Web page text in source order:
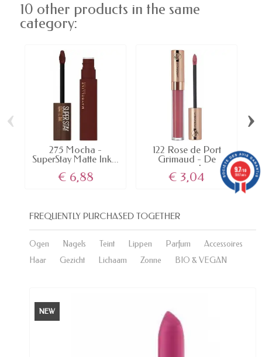
10 other products in the same
category:
275 Mocha -
SuperStay Matte Ink...
€ 6,88
122 Rose de Port
Grimaud - De
zonnerode...
€ 3,04
‹ ›
FREQUENTLY PURCHASED TOGETHER
Ogen Nagels Teint Lippen Parfum
Accessoires
Haar
Gezicht Lichaam Zonne BIO & VEGAN
NEW
9.7/10
5887 avis